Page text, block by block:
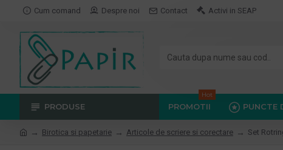
Cum comand Despre noi Contact Activi in SEAP
PRODUSE PROMOTII
Hot
PUNCTE
Birotica si papetarie Articole de scriere si corectare Set